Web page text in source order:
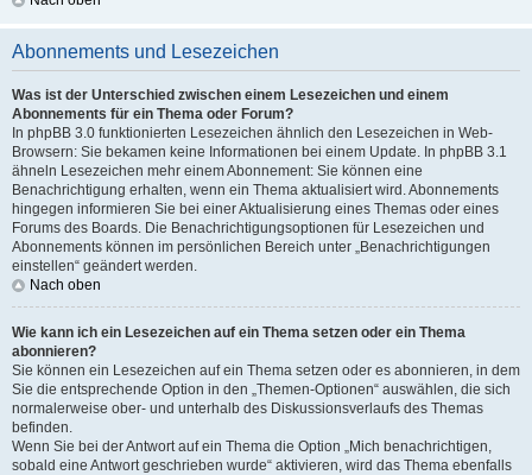
Abonnements und Lesezeichen
Was ist der Unterschied zwischen einem Lesezeichen und einem
Abonnements für ein Thema oder Forum?
In phpBB 3.0 funktionierten Lesezeichen ähnlich den Lesezeichen in Web-
Browsern: Sie bekamen keine Informationen bei einem Update. In phpBB 3.1
ähneln Lesezeichen mehr einem Abonnement: Sie können eine
Benachrichtigung erhalten, wenn ein Thema aktualisiert wird. Abonnements
hingegen informieren Sie bei einer Aktualisierung eines Themas oder eines
Forums des Boards. Die Benachrichtigungsoptionen für Lesezeichen und
Abonnements können im persönlichen Bereich unter „Benachrichtigungen
einstellen“ geändert werden.
Nach oben
Wie kann ich ein Lesezeichen auf ein Thema setzen oder ein Thema
abonnieren?
Sie können ein Lesezeichen auf ein Thema setzen oder es abonnieren, in dem
Sie die entsprechende Option in den „Themen-Optionen“ auswählen, die sich
normalerweise ober- und unterhalb des Diskussionsverlaufs des Themas
befinden.
Wenn Sie bei der Antwort auf ein Thema die Option „Mich benachrichtigen,
sobald eine Antwort geschrieben wurde“ aktivieren, wird das Thema ebenfalls